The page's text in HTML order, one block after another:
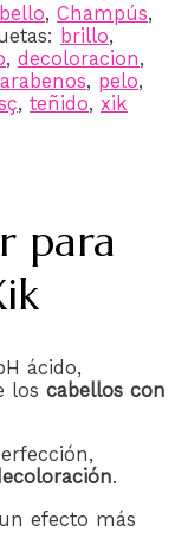
, Champús,
brillo,
, decoloracion,
, pelo,
, teñido, xik
para
ácido,
los cabellos con
.
efecto más